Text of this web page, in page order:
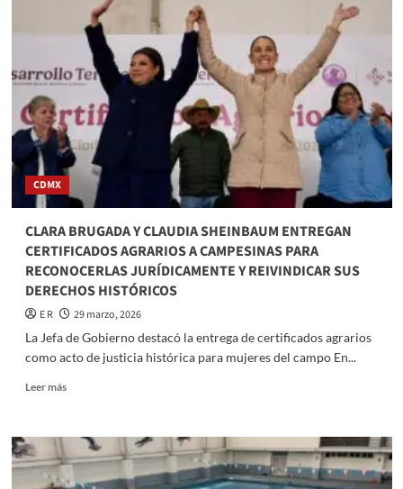
playas
para
Semana
Santa
¿Cuál
tu
mejor
opción?
CDMX
CLARA BRUGADA Y CLAUDIA SHEINBAUM ENTREGAN
CERTIFICADOS AGRARIOS A CAMPESINAS PARA
RECONOCERLAS JURÍDICAMENTE Y REIVINDICAR SUS
DERECHOS HISTÓRICOS
E R
29 marzo, 2026
La Jefa de Gobierno destacó la entrega de certificados agrarios
como acto de justicia histórica para mujeres del campo En...
Leer másRead
CLARA
BRUGADA
Y